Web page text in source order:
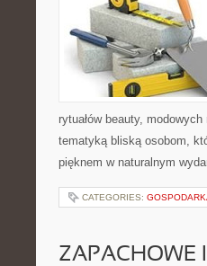
rytuałów beauty,
tematyką bliską osobom,
pięknem w naturalnym
CATEGORIES:
ZAPACHOWE